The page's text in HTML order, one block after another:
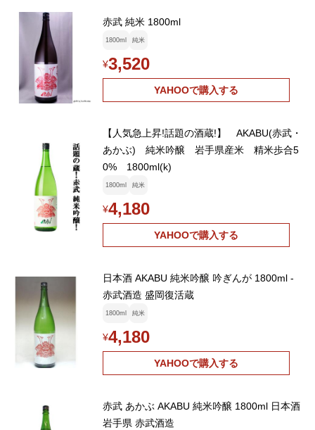
赤武 純米 1800ml
1800ml 純米
¥3,520
YAHOOで購入する
【人気急上昇!話題の酒蔵!】 AKABU(赤武・
あかぶ) 純米吟醸 岩手県産米 精米歩合5
0% 1800ml(k)
1800ml 純米
¥4,180
YAHOOで購入する
日本酒 AKABU 純米吟醸 吟ぎんが 1800ml -
赤武酒造 盛岡復活蔵
1800ml 純米
¥4,180
YAHOOで購入する
赤武 あかぶ AKABU 純米吟醸 1800ml 日本酒
岩手県 赤武酒造